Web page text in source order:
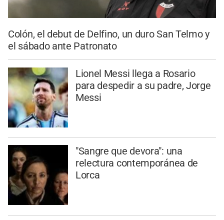
Colón, el debut de Delfino, un duro San Telmo y
el sábado ante Patronato
Lionel Messi llega a Rosario
para despedir a su padre, Jorge
Messi
"Sangre que devora": una
relectura contemporánea de
Lorca